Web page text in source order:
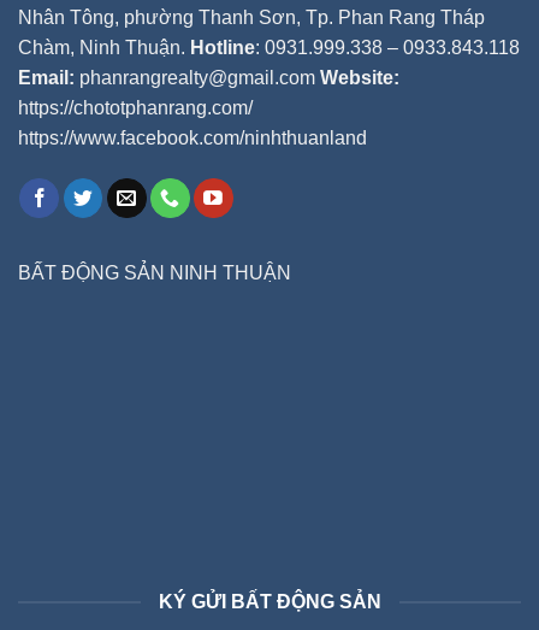
Nhân Tông, phường Thanh Sơn, Tp. Phan Rang Tháp
Chàm, Ninh Thuận. Hotline: 0931.999.338 – 0933.843.118
Email: phanrangrealty@gmail.com Website:
https://chototphanrang.com/
https://www.facebook.com/ninhthuanland
BẤT ĐỘNG SẢN NINH THUẬN
KÝ GỬI BẤT ĐỘNG SẢN